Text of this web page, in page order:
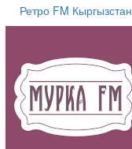
Ретро FM Кыргызстан